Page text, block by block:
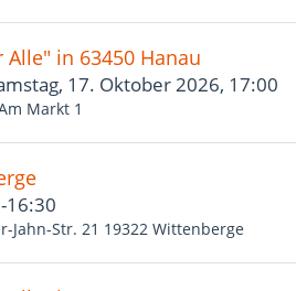
in 63450 Hanau
17. Oktober 2026, 17:00
Markt 1
16:30
Jahn-Str. 21 19322 Wittenberge